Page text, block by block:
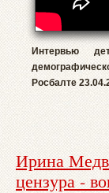
Интервью
Росбалте
Ирина
цензура -